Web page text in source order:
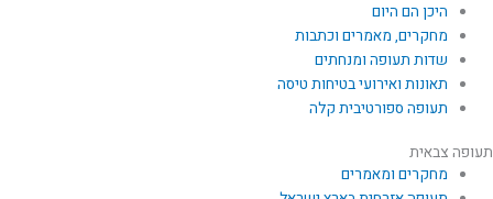
היכן הם היום
מחקרים, מאמרים וכתבות
שדות תעופה ומנחתים
תאונות ואירועי בטיחות טיסה
תעופה ספורטיבית קלה
תעופה צבאית
מחקרים ומאמרים